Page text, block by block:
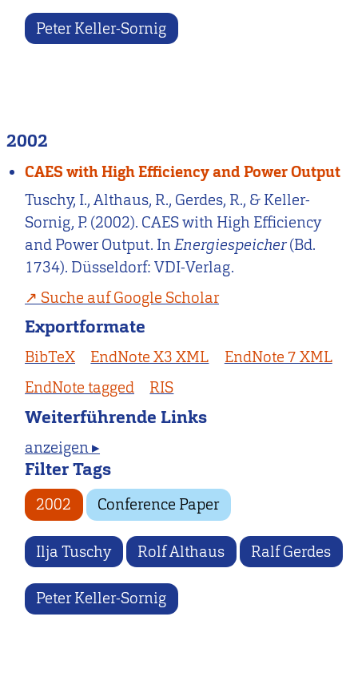
Peter Keller-Sornig
2002
CAES with High Efficiency and Power Output
Tuschy, I., Althaus, R., Gerdes, R., & Keller-
Sornig, P. (2002). CAES with High Efficiency
and Power Output. InEnergiespeicher(Bd.
1734). Düsseldorf: VDI-Verlag.
Suche auf Google Scholar
Exportformate
BibTeX EndNote X3 XML
EndNote 7 XML
EndNote tagged
RIS
Weiterführende Links
anzeigen ▸
Filter Tags
2002 Conference Paper
Ilja Tuschy Rolf Althaus Ralf Gerdes
Peter Keller-Sornig